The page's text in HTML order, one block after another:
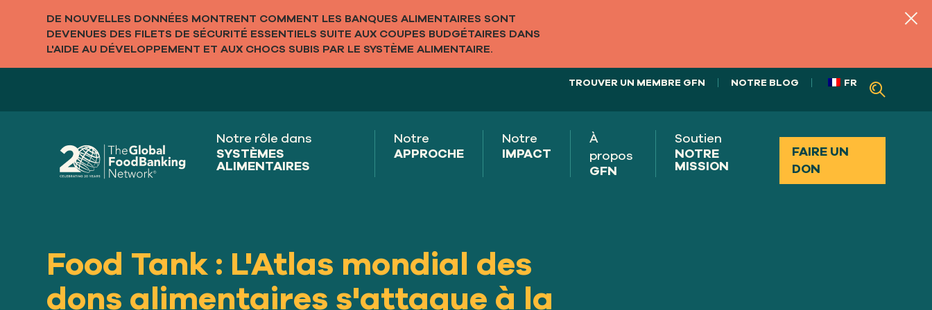
DE NOUVELLES DONNÉES MONTRENT COMMENT LES BANQUES ALIMENTAIRES SONT
DEVENUES DES FILETS DE SÉCURITÉ ESSENTIELS SUITE AUX COUPES BUDGÉTAIRES DANS
L'AIDE AU DÉVELOPPEMENT ET AUX CHOCS SUBIS PAR LE SYSTÈME ALIMENTAIRE.
TROUVER UN MEMBRE GFN NOTRE BLOG FR
Notre rôle dans
SYSTÈMES
ALIMENTAIRES
Notre
APPROCHE
Notre
IMPACT
À
propos
GFN
Soutien
NOTRE
MISSION
FAIRE UN
DON
Food Tank : L'Atlas mondial des
dons alimentaires s'attaque à la